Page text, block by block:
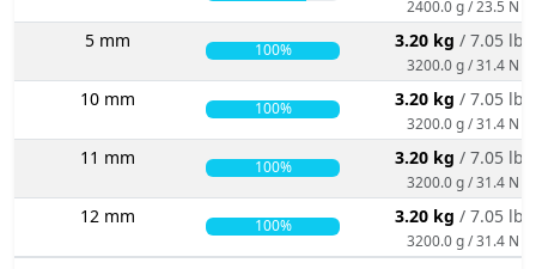
2400.0 g / 23.5 N
5 mm 100% 3.20 kg / 7.05 lbs
3200.0 g / 31.4 N
10 mm 100% 3.20 kg / 7.05 lbs
3200.0 g / 31.4 N
11 mm 100% 3.20 kg / 7.05 lbs
3200.0 g / 31.4 N
12 mm 100% 3.20 kg / 7.05 lbs
3200.0 g / 31.4 N